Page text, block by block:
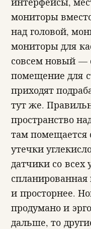
мониторы
над головой,
мониторы для
совсем новый —
помещение для
приходят
тут же.
пространство
там помещается
утечки
датчики со всех
и просторнее.
продумано и
дальше, то